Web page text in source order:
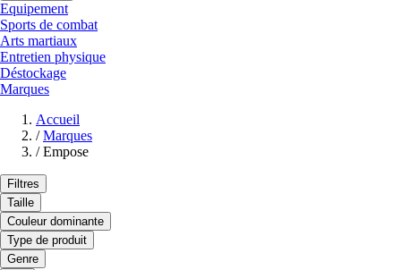
Equipement
Sports de combat
Arts martiaux
Entretien physique
Déstockage
Marques
Accueil
/ Marques
/ Empose
Filtres
Taille
Couleur dominante
Type de produit
Genre